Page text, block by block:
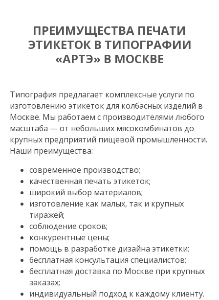
ПРЕИМУЩЕСТВА ПЕЧАТИ
ЭТИКЕТОК В ТИПОГРАФИИ
«АРТЭ» В МОСКВЕ
Типография предлагает комплексные услуги по
изготовлению этикеток для колбасных изделий в
Москве. Мы работаем с производителями любого
масштаба — от небольших мясокомбинатов до
крупных предприятий пищевой промышленности.
Наши преимущества:
современное производство;
качественная печать этикеток;
широкий выбор материалов;
изготовление как малых, так и крупных
тиражей;
соблюдение сроков;
конкурентные цены;
помощь в разработке дизайна этикетки;
бесплатная консультация специалистов;
бесплатная доставка по Москве при крупных
заказах;
индивидуальный подход к каждому клиенту.